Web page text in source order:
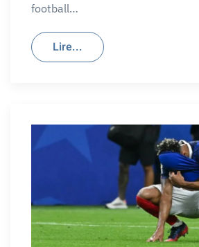
football…
Lire...